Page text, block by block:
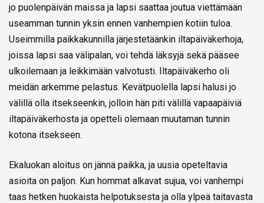
jo puolenpäivän maissa ja lapsi saattaa joutua viettämään
useamman tunnin yksin ennen vanhempien kotiin tuloa.
Useimmilla paikkakunnilla järjestetäänkin iltapäiväkerhoja,
joissa lapsi saa välipalan, voi tehdä läksyjä sekä pääsee
ulkoilemaan ja leikkimään valvotusti. Iltapäiväkerho oli
meidän arkemme pelastus. Kevätpuolella lapsi halusi jo
välillä olla itsekseenkin, jolloin hän piti välillä vapaapäiviä
iltapäiväkerhosta ja opetteli olemaan muutaman tunnin
kotona itsekseen.
Ekaluokan aloitus on jännä paikka, ja uusia opeteltavia
asioita on paljon. Kun hommat alkavat sujua, voi vanhempi
taas hetken huokaista helpotuksesta ja olla ylpeä taitavasta